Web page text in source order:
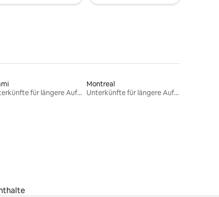
Unterkünfte für längere Aufenthalte
Montreal
Unterkünfte für längere Aufenthalte